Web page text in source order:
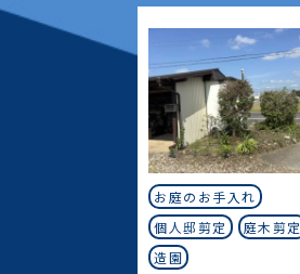
と樹木の健やかな成長を
サポー
お庭のお手入れ
個人邸剪定
庭木剪定
造園